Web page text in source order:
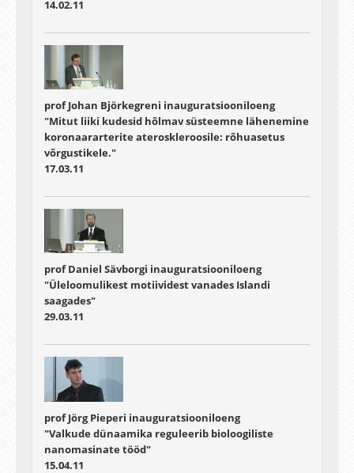
14.02.11
prof Johan Björkegreni inauguratsiooniloeng
"Mitut liiki kudesid hõlmav süsteemne lähenemine
koronaararterite ateroskleroosile: rõhuasetus
võrgustikele."
17.03.11
prof Daniel Sävborgi inauguratsiooniloeng
"Üleloomulikest motiividest vanades Islandi
saagades"
29.03.11
prof Jörg Pieperi inauguratsiooniloeng
"Valkude dünaamika reguleerib bioloogiliste
nanomasinate tööd"
15.04.11